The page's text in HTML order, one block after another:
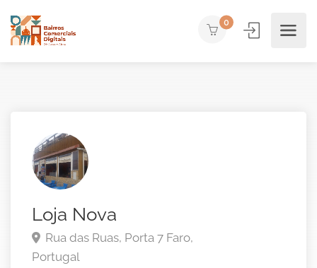
0
Loja Nova
Rua das Ruas, Porta 7 Faro,
Portugal